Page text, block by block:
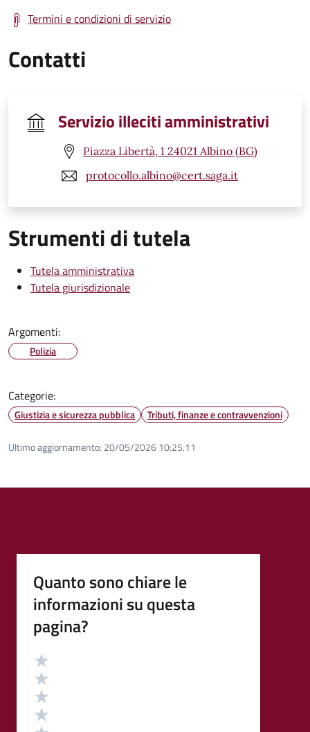
Termini e condizioni di servizio
Contatti
Servizio illeciti amministrativi
Piazza Libertà, 1 24021 Albino (BG)
protocollo.albino@cert.saga.it
Strumenti di tutela
Tutela amministrativa
Tutela giurisdizionale
Argomenti:
Polizia
Categorie:
Giustizia e sicurezza pubblica Tributi, finanze e contravvenzioni
Ultimo aggiornamento: 20/05/2026 10:25.11
Quanto sono chiare le
informazioni su questa
pagina?
Valutazione